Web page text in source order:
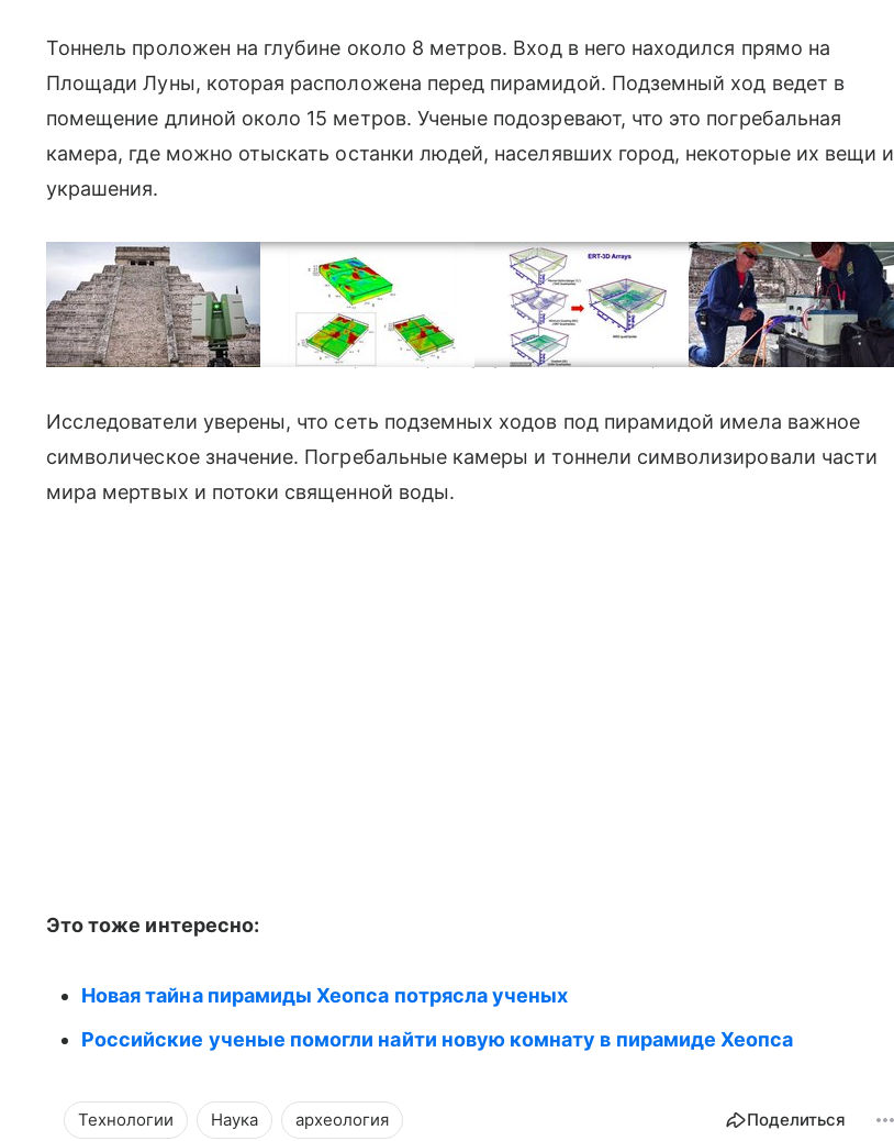
Тоннель проложен на глубине около 8 метров. Вход в него находился прямо на
Площади Луны, которая расположена перед пирамидой. Подземный ход ведет в
помещение длиной около 15 метров. Ученые подозревают, что это погребальная
камера, где можно отыскать останки людей, населявших город, некоторые их вещи и
украшения.
В новом исследовании специалисты сканировали пирамиду Луны с помощью электротомографии.
Исследователи уверены, что сеть подземных ходов под пирамидой имела важное
символическое значение. Погребальные камеры и тоннели символизировали части
мира мертвых и потоки священной воды.
Это тоже интересно:
Новая тайна пирамиды Хеопса потрясла ученых
Российские ученые помогли найти новую комнату в пирамиде Хеопса
Технологии Наука археология Поделиться